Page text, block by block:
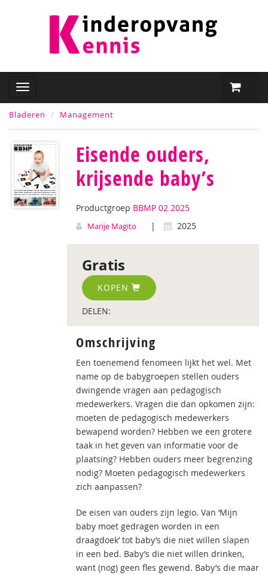
Bladeren Management
Eisende ouders,
krijsende baby’s
Productgroep BBMP 02 2025
Marije Magito | 2025
Gratis
KOPEN
DELEN:
Omschrijving
Een toenemend fenomeen lijkt het wel. Met
name op de babygroepen stellen ouders
dwingende vragen aan pedagogisch
medewerkers. Vragen die dan opkomen zijn:
moeten de pedagogisch medewerkers
bewapend worden? Hebben we een grotere
taak in het geven van informatie voor de
plaatsing? Hebben ouders meer begrenzing
nodig? Moeten pedagogisch medewerkers
zich aanpassen?
De eisen van ouders zijn legio. Van ‘Mijn
baby moet gedragen worden in een
draagdoek’ tot baby’s die niet willen slapen
in een bed. Baby’s die niet willen drinken,
want (nog) geen fles gewend. Baby’s die maar